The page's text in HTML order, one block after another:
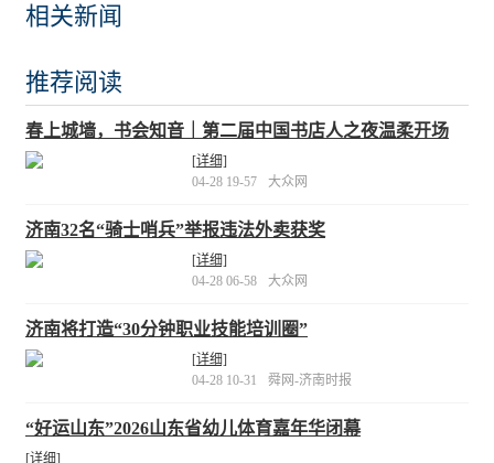
相关新闻
推荐阅读
春上城墙，书会知音｜第二届中国书店人之夜温柔开场
[详细]
04-28 19-57
大众网
济南32名“骑士哨兵”举报违法外卖获奖
[详细]
04-28 06-58
大众网
济南将打造“30分钟职业技能培训圈”
[详细]
04-28 10-31
舜网-济南时报
“好运山东”2026山东省幼儿体育嘉年华闭幕
[详细]